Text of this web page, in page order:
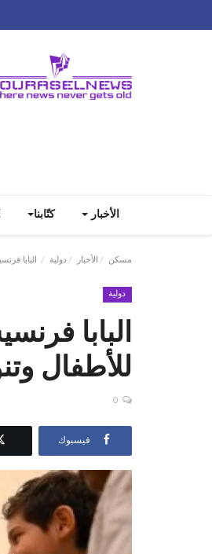
الأخبار كتّابنا
مسكن الأخبار دولية البابا
دولية
البابا
للأطفال
0
فيسبوك